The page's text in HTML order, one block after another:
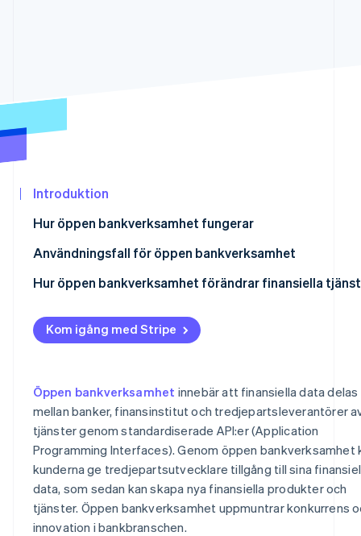
Introduktion
Hur öppen bankverksamhet fungerar
Applikationsprogrammeringsgränssnitt (API:er)
Säkerhetsåtgärder
Kundens samtycke
Användningsfall för öppen bankverksamhet
Identitetsautentisering
Betalningsavstämning
Kontokreditlösningar
Peer-to-peer-överföringar
Integration av flera banktjänster
Indrivning av skulder
Anpassade försäkringserbjudanden
Hur öppen bankverksamhet förändrar finansiella
Förbättrad kundupplevelse
Mer ekonomisk inkludering
Starkare ekonomisk säkerhet
Finansiellt samarbete
Mer transparens och dataportabilitet
Kom igång med Stripe
Öppen bankverksamhet innebär att finansiella data delas
mellan banker, finansinstitut och tredjepartsleverantörer
tjänster genom standardiserade API:er (Application
Programming Interfaces). Genom öppen bankverksamhet
kunderna ge tredjepartsutvecklare tillgång till sina
data, som sedan kan skapa nya finansiella produkter och
tjänster. Öppen bankverksamhet uppmuntrar konkurrens
innovation i bankbranschen.